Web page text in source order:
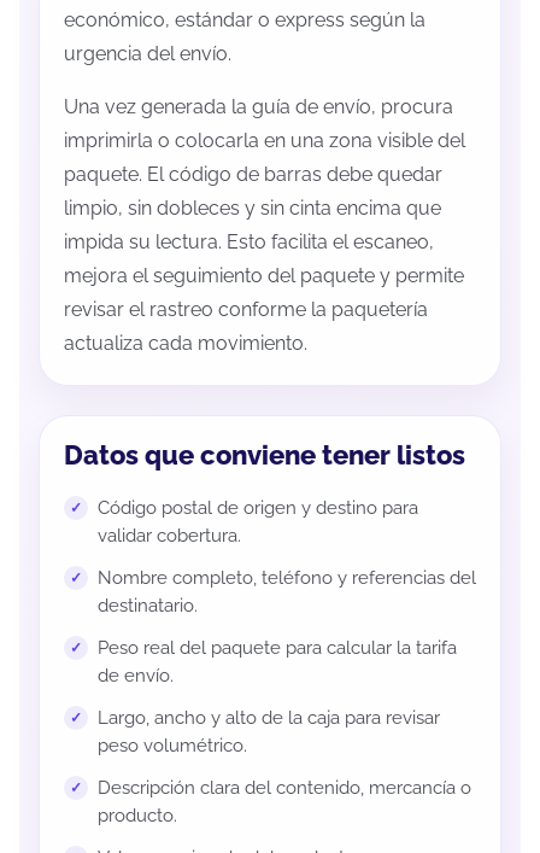
económico, estándar o express según la
urgencia del envío.
Una vez generada la guía de envío, procura
imprimirla o colocarla en una zona visible del
paquete. El código de barras debe quedar
limpio, sin dobleces y sin cinta encima que
impida su lectura. Esto facilita el escaneo,
mejora el seguimiento del paquete y permite
revisar el rastreo conforme la paquetería
actualiza cada movimiento.
Datos que conviene tener listos
Código postal de origen y destino para
validar cobertura.
Nombre completo, teléfono y referencias del
destinatario.
Peso real del paquete para calcular la tarifa
de envío.
Largo, ancho y alto de la caja para revisar
peso volumétrico.
Descripción clara del contenido, mercancía o
producto.